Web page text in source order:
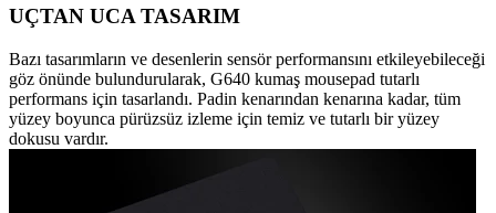
UÇTAN UCA TASARIM
Bazı tasarımların ve desenlerin sensör performansını etkileyebileceği
göz önünde bulundurularak, G640 kumaş mousepad tutarlı
performans için tasarlandı. Padin kenarından kenarına kadar, tüm
yüzey boyunca pürüzsüz izleme için temiz ve tutarlı bir yüzey
dokusu vardır.